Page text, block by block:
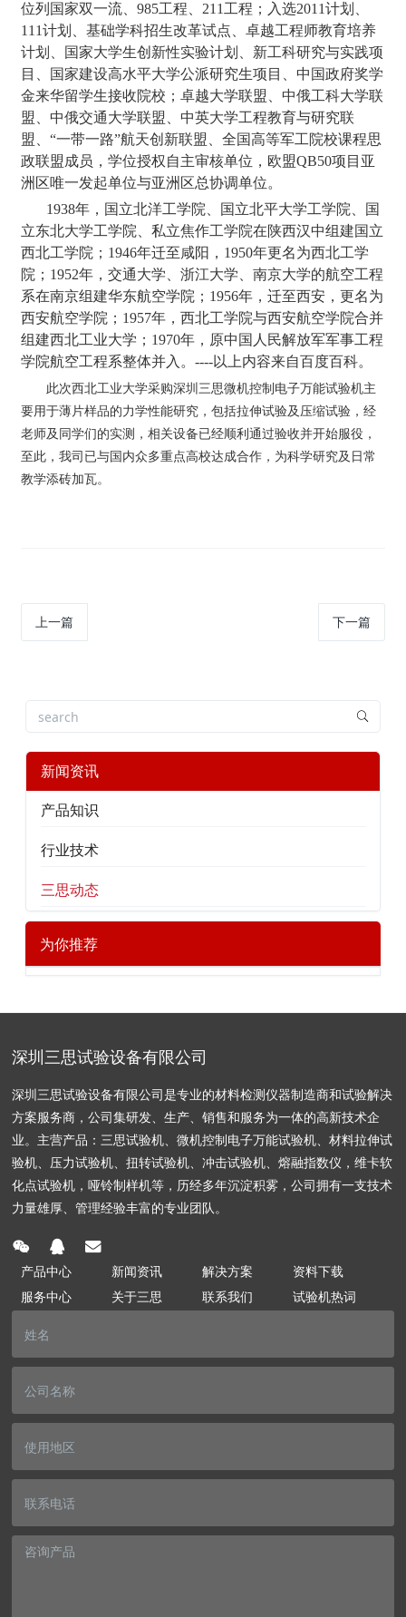
位列国家双一流、985工程、211工程；入选2011计划、
111计划、基础学科招生改革试点、卓越工程师教育培养
计划、国家大学生创新性实验计划、新工科研究与实践项
目、国家建设高水平大学公派研究生项目、中国政府奖学
金来华留学生接收院校；卓越大学联盟、中俄工科大学联
盟、中俄交通大学联盟、中英大学工程教育与研究联
盟、“一带一路”航天创新联盟、全国高等军工院校课程思
政联盟成员，学位授权自主审核单位，欧盟QB50项目亚
洲区唯一发起单位与亚洲区总协调单位。
1938年，国立北洋工学院、国立北平大学工学院、国
立东北大学工学院、私立焦作工学院在陕西汉中组建国立
西北工学院；1946年迁至咸阳，1950年更名为西北工学
院；1952年，交通大学、浙江大学、南京大学的航空工程
系在南京组建华东航空学院；1956年，迁至西安，更名为
西安航空学院；1957年，西北工学院与西安航空学院合并
组建西北工业大学；1970年，原中国人民解放军军事工程
学院航空工程系整体并入。----以上内容来自百度百科。
此次西北工业大学采购深圳三思微机控制电子万能试验机主
要用于薄片样品的力学性能研究，包括拉伸试验及压缩试验，经
老师及同学们的实测，相关设备已经顺利通过验收并开始服役，
至此，我司已与国内众多重点高校达成合作，为科学研究及日常
教学添砖加瓦。
上一篇 下一篇
新闻资讯
产品知识
行业技术
三思动态
为你推荐
深圳三思试验设备有限公司
深圳三思试验设备有限公司是专业的材料检测仪器制造商和试验解决
方案服务商，公司集研发、生产、销售和服务为一体的高新技术企
业。主营产品：三思试验机、微机控制电子万能试验机、材料拉伸试
验机、压力试验机、扭转试验机、冲击试验机、熔融指数仪，维卡软
化点试验机，哑铃制样机等，历经多年沉淀积雾，公司拥有一支技术
力量雄厚、管理经验丰富的专业团队。
产品中心 新闻资讯 解决方案
资料下载
服务中心
关于三思 联系我们 试验机热词